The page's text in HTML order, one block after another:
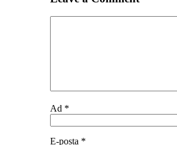
Ad *
E-posta *